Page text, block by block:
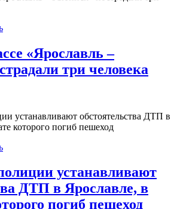
«Ярославль –
три человека
устанавливают
ДТП в Ярославле, в
погиб пешеход